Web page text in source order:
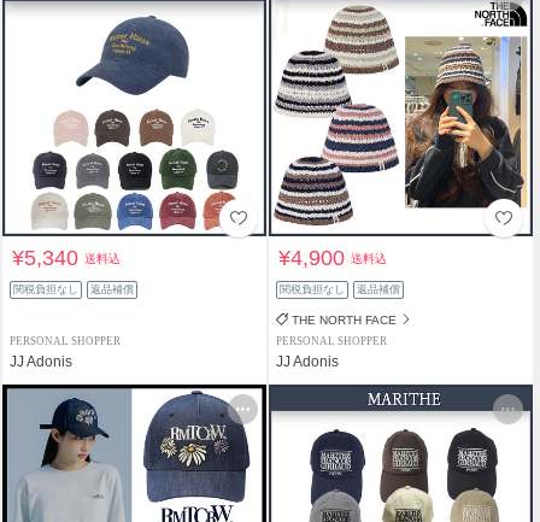
¥5,340送料込
関税負担なし 返品補償
PERSONAL SHOPPER
JJ Adonis
¥4,900送料込
関税負担なし 返品補償
THE NORTH FACE
PERSONAL SHOPPER
JJ Adonis